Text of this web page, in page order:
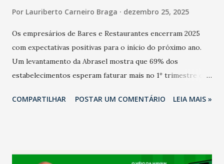
Por Lauriberto Carneiro Braga dezembro 25, 2025
Os empresários de Bares e Restaurantes encerram 2025
com expectativas positivas para o início do próximo ano.
Um levantamento da Abrasel mostra que 69% dos
estabelecimentos esperam faturar mais no 1º trimestre de
relação ao último trimestre deste ano, 56% também
confraternizações de fim de ano e pelo pagamento do 13º
COMPARTILHAR POSTAR UM COMENTÁRIO LEIA MAIS »